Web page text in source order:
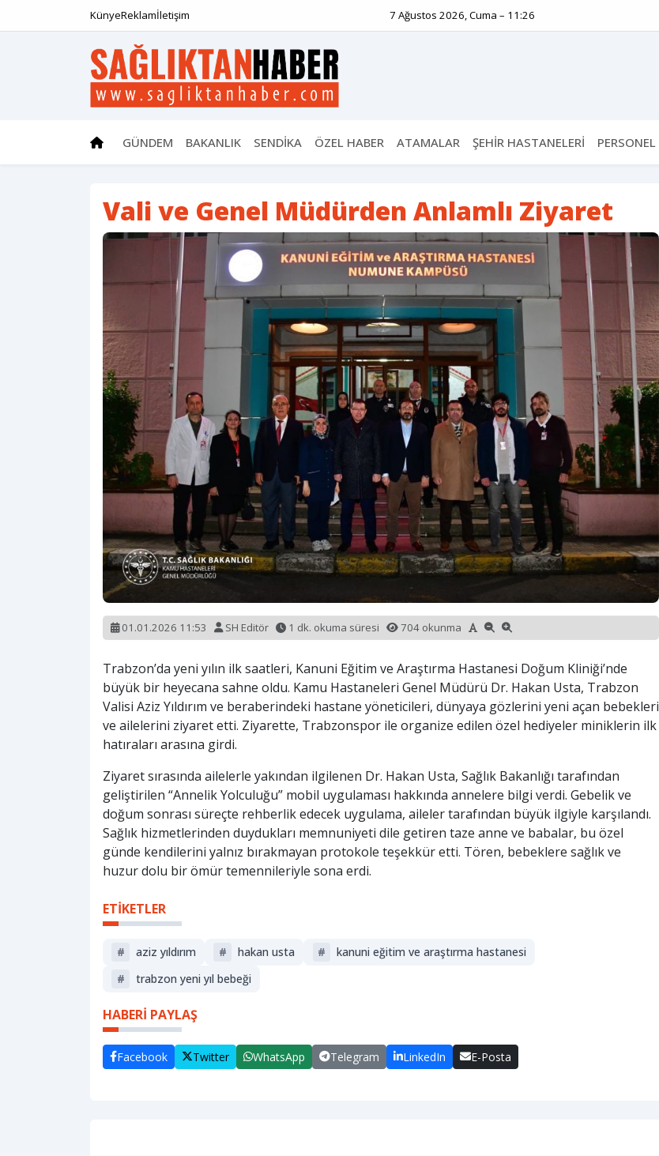
KünyeReklamİletişim 7 Ağustos 2026, Cuma – 11:26
GÜNDEM BAKANLIK SENDİKA ÖZEL HABER ATAMALAR ŞEHİR HASTANELERİ PERSONEL
Vali ve Genel Müdürden Anlamlı Ziyaret
01.01.2026 11:53 SH Editör 1 dk. okuma süresi 704 okunma
Trabzon’da yeni yılın ilk saatleri, Kanuni Eğitim ve Araştırma Hastanesi Doğum Kliniği’nde
büyük bir heyecana sahne oldu. Kamu Hastaneleri Genel Müdürü Dr. Hakan Usta, Trabzon
Valisi Aziz Yıldırım ve beraberindeki hastane yöneticileri, dünyaya gözlerini yeni açan bebekleri
ve ailelerini ziyaret etti. Ziyarette, Trabzonspor ile organize edilen özel hediyeler miniklerin ilk
hatıraları arasına girdi.
Ziyaret sırasında ailelerle yakından ilgilenen Dr. Hakan Usta, Sağlık Bakanlığı tarafından
geliştirilen “Annelik Yolculuğu” mobil uygulaması hakkında annelere bilgi verdi. Gebelik ve
doğum sonrası süreçte rehberlik edecek uygulama, aileler tarafından büyük ilgiyle karşılandı.
Sağlık hizmetlerinden duydukları memnuniyeti dile getiren taze anne ve babalar, bu özel
günde kendilerini yalnız bırakmayan protokole teşekkür etti. Tören, bebeklere sağlık ve
huzur dolu bir ömür temennileriyle sona erdi.
ETİKETLER
# aziz yıldırım # hakan usta #
kanuni eğitim ve araştırma hastanesi
#
trabzon yeni yıl bebeği
HABERİ PAYLAŞ
Facebook Twitter WhatsApp Telegram LinkedIn E-Posta